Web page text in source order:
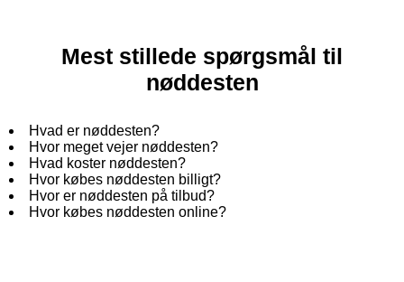
Mest stillede spørgsmål til
nøddesten
Hvad er nøddesten?
Hvor meget vejer nøddesten?
Hvad koster nøddesten?
Hvor købes nøddesten billigt?
Hvor er nøddesten på tilbud?
Hvor købes nøddesten online?